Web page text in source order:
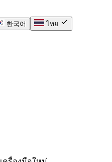
한국어 ไทย check